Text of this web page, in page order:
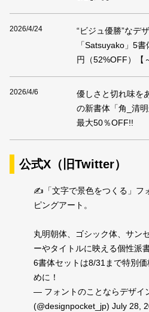
2026/4/24
“ビジュ優勝”なデ
「Satsuyako」5
円（52%OFF）【
2026/4/6
優しさと切れ味を
の新書体「角_清
最大50％OFF!!
公式X（旧Twitter）
✍️「文字で景色をつくる」フ
ピングアート。
丸明朝体、ゴシック体、サン
ーやタイトルに映える個性派
6書体セットは8/31まで特別
めに！
— フォントのことならデザイ
(@designpocket_jp) July 28,